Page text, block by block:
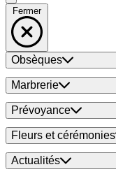
Fermer
Obsèques
Marbrerie
Prévoyance
Fleurs et cérémonies
Actualités